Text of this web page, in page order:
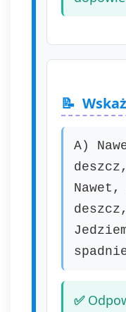
A)